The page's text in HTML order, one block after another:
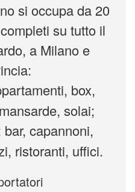
si occupa da 20
su tutto il
a Milano e
box,
solai;
bar, capannoni,
ristoranti, uffici.